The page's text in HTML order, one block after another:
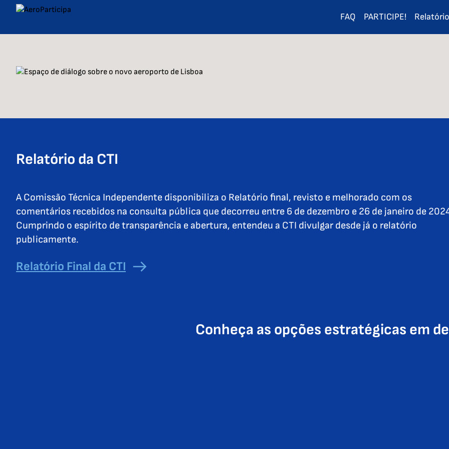
Saltar para o conteúdo principal da página
FAQ PARTICIPE!
Relatório da CTI
A Comissão Técnica Independente disponibiliza o Relatório final, revisto e melhorado com os
comentários recebidos na consulta pública que decorreu entre 6 de dezembro e 26 de janeiro de
Cumprindo o espírito de transparência e abertura, entendeu a CTI divulgar desde já o relatório
publicamente.
Relatório Final da CTI
Conheça as opções estratégicas em